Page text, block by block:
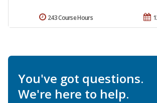
243 Course Hours
You've got questions.
We're here to help.